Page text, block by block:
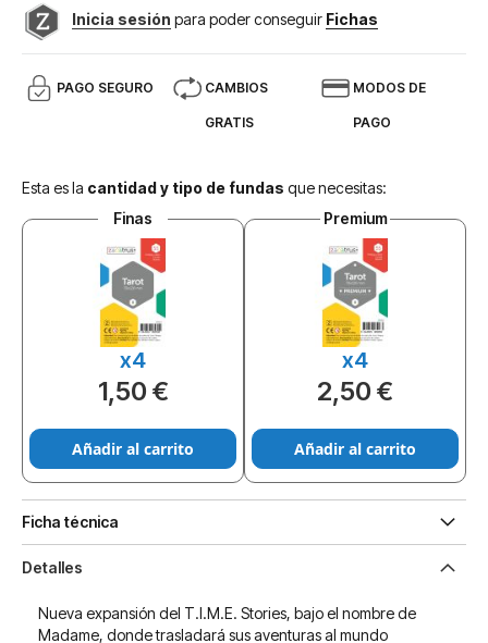
Inicia sesión para poder conseguir Fichas
PAGO SEGURO CAMBIOS
GRATIS
MODOS DE
PAGO
Esta es la cantidad y tipo de fundas que necesitas:
Finas
x4
1,50 €
Añadir al carrito
Premium
x4
2,50 €
Añadir al carrito
Ficha técnica
Detalles
Nueva expansión del T.I.M.E. Stories, bajo el nombre de
Madame, donde trasladará sus aventuras al mundo